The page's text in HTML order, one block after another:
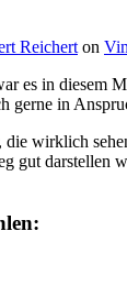
Reichert on
es in diesem
gerne in
die wirklich
gut darstellen